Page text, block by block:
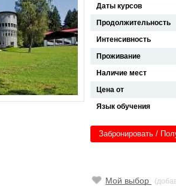
Даты курсов
Продолжительность
Интенсивность
Проживание
Наличие мест
Цена от
Язык обучения
Забронировать /
Мой выбор